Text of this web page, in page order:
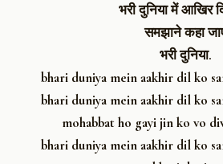
भरी दुनिया में आखिर
समझाने कहा
भरी दुनिया.
bhari duniya mein aakhir dil ko
bhari duniya mein aakhir dil ko
mohabbat ho gayi jin ko vo
bhari duniya mein aakhir dil ko